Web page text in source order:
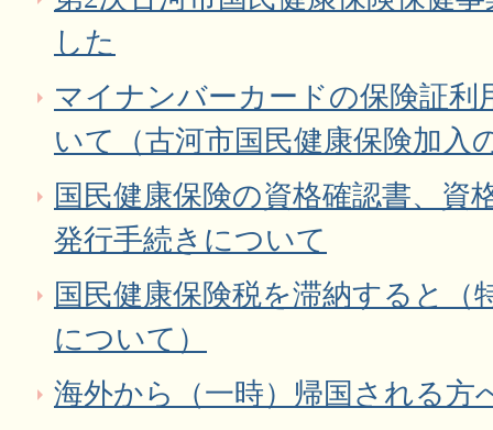
した
マイナンバーカードの保険証利
いて（古河市国民健康保険加入
国民健康保険の資格確認書、資
発行手続きについて
国民健康保険税を滞納すると（
について）
海外から（一時）帰国される方